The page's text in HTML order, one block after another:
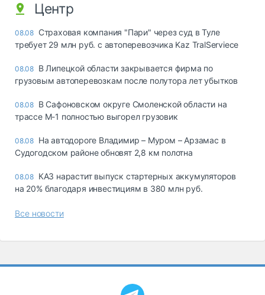
Центр
08.08 Страховая компания "Пари" через суд в Туле
требует 29 млн руб. с автоперевозчика Kaz TralServiece
08.08 В Липецкой области закрывается фирма по
грузовым автоперевозкам после полутора лет убытков
08.08 В Сафоновском округе Смоленской области на
трассе М-1 полностью выгорел грузовик
08.08 На автодороге Владимир – Муром – Арзамас в
Судогодском районе обновят 2,8 км полотна
08.08 КАЗ нарастит выпуск стартерных аккумуляторов
на 20% благодаря инвестициям в 380 млн руб.
Все новости